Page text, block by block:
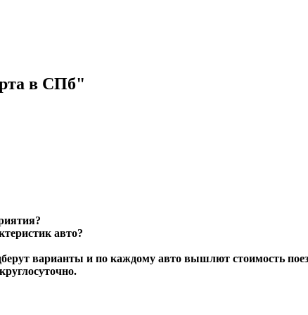
в СПб
авто?
варианты и по каждому авто вышлют стоимость